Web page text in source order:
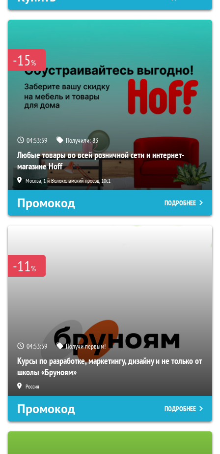
-15%
04:53:58 Получили:83
Любые товары во всей розничной сети и интернет-
магазине Hoff
Москва, 1-й Волоколамский проезд, 10с1
Промокод ПОДРОБНЕЕ
-11%
04:53:58 Получи первым!
Курсы по разработке, маркетингу, дизайну и не только от
школы «Бруноям»
Россия
Промокод ПОДРОБНЕЕ